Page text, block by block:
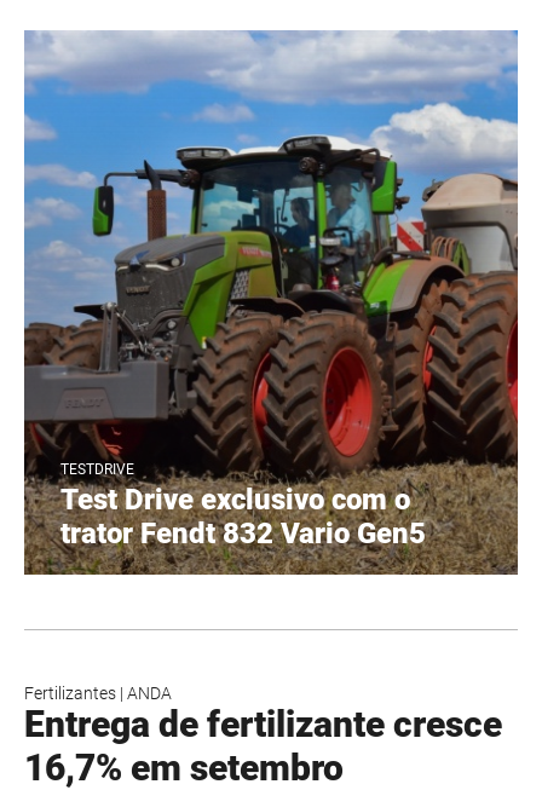
TESTDRIVE
Test Drive exclusivo com o
trator Fendt 832 Vario Gen5
Fertilizantes | ANDA
Entrega de fertilizante cresce
16,7% em setembro